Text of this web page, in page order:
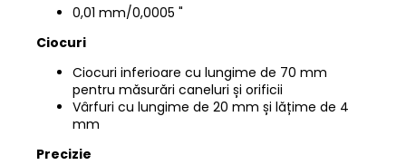
0,01 mm/0,0005 "
Ciocuri
Ciocuri inferioare cu lungime de 70 mm
pentru măsurări caneluri și orificii
Vârfuri cu lungime de 20 mm și lățime de 4
mm
Precizie